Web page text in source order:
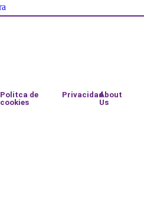
Politca de
cookies
PrivacidadAbout
Us